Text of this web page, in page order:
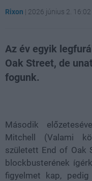
Rixon | 2026 június 2. 16:02
Az év egyik
Oak Street, de
fogunk.
Második
Mitchell (Valami
született End of Oak
blockbusterének
figyelmet kap,